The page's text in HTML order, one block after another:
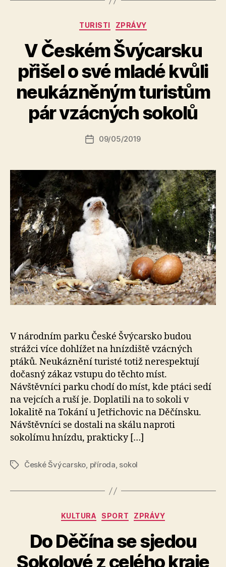
Rubriky
TURISTI ZPRÁVY
V Českém Švýcarsku
přišel o své mladé kvůli
neukázněným turistům
pár vzácných sokolů
Autor
příspěvku
u
t
o
a
s
o
Datum
09/05/2019
V národním parku České Švýcarsko budou
strážci více dohlížet na hnízdiště vzácných
ptáků. Neukáznění turisté totiž nerespektují
dočasný zákaz vstupu do těchto míst.
Návštěvníci parku chodí do míst, kde ptáci sedí
na vejcích a ruší je. Doplatili na to sokoli v
lokalitě na Tokání u Jetřichovic na Děčínsku.
Návštěvníci se dostali na skálu naproti
sokolímu hnízdu, prakticky […]
ŠtítkyČeské Švýcarsko, příroda, sokol
Rubriky
KULTURA SPORT ZPRÁVY
Do Děčína se sjedou
Sokolové z celého kraje
u
t